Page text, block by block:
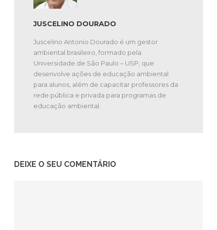
JUSCELINO DOURADO
Juscelino Antonio Dourado é um gestor
ambiental brasileiro, formado pela
Universidade de São Paulo – USP, que
desenvolve ações de educação ambiental
para alunos, além de capacitar professores da
rede pública e privada para programas de
educação ambiental.
DEIXE O SEU COMENTÁRIO